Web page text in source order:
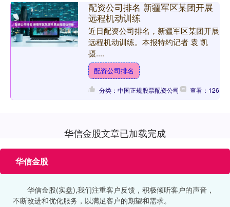
配资公司排名 新疆军区某团开展
远程机动训练
近日配资公司排名，新疆军区某团开展
远程机动训练。本报特约记者 袁 凯
摄....
配资公司排名
分类：中国正规股票配资公司 查看：126
华信金股文章已加载完成
华信金股
华信金股(实盘),我们注重客户反馈，积极倾听客户的声音，
不断改进和优化服务，以满足客户的期望和需求。